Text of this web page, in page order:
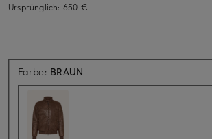
Ursprünglich: 650 €
Farbe: BRAUN